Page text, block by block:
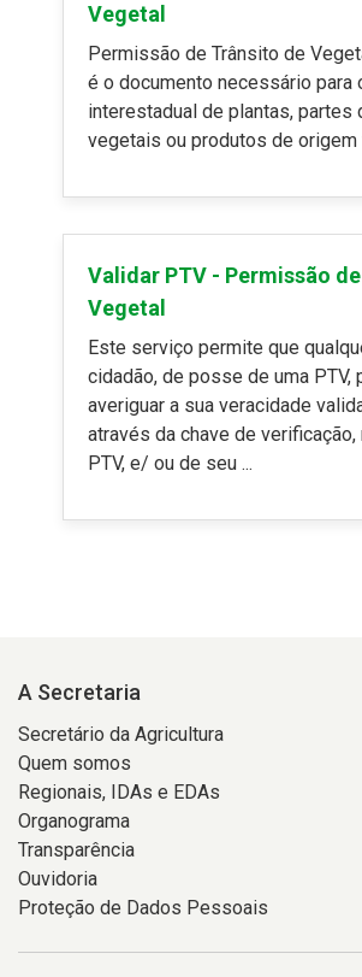
Vegetal
Permissão de Trânsito de
é o documento necessário para
interestadual de plantas, partes
vegetais ou produtos de
Validar PTV - Permissão
Vegetal
Este serviço permite que
cidadão, de posse de uma PTV,
averiguar a sua veracidade
através da chave de verificação,
PTV, e/ ou de seu ...
A Secretaria
Secretário da Agricultura
Quem somos
Regionais, IDAs e EDAs
Organograma
Transparência
Ouvidoria
Proteção de Dados Pessoais